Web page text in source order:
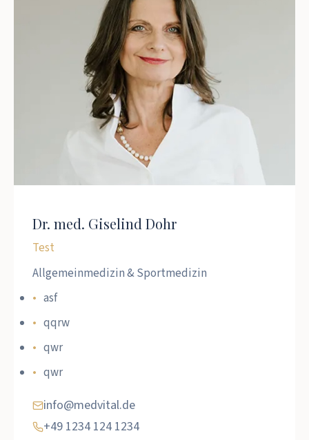
Dr. med. Giselind Dohr
Test
Allgemeinmedizin & Sportmedizin
asf
qqrw
qwr
qwr
info@medvital.de
+49 1234 124 1234